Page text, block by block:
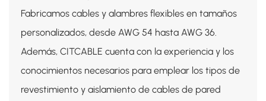
Fabricamos cables y alambres flexibles en tamaños
personalizados, desde AWG 54 hasta AWG 36.
Además, CITCABLE cuenta con la experiencia y los
conocimientos necesarios para emplear los tipos de
revestimiento y aislamiento de cables de pared